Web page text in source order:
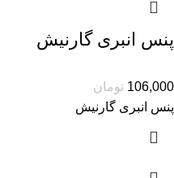
پنس انبری گارنیش
106,000 تومان
پنس انبری گارنیش